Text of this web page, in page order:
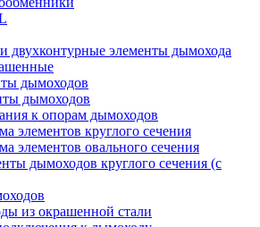
двухконтурные элементы дымохода
дымоходов
дымоходов
к опорам дымоходов
элементов круглого сечения
элементов овального сечения
дымоходов круглого сечения (с
из окрашенной стали